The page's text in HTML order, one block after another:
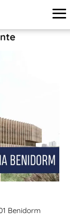
Policía
Benidorm